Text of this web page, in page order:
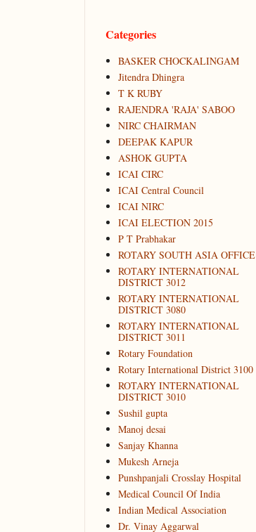
Categories
BASKER CHOCKALINGAM
Jitendra Dhingra
T K RUBY
RAJENDRA 'RAJA' SABOO
NIRC CHAIRMAN
DEEPAK KAPUR
ASHOK GUPTA
ICAI CIRC
ICAI Central Council
ICAI NIRC
ICAI ELECTION 2015
P T Prabhakar
ROTARY SOUTH ASIA OFFICE
ROTARY INTERNATIONAL
DISTRICT 3012
ROTARY INTERNATIONAL
DISTRICT 3080
ROTARY INTERNATIONAL
DISTRICT 3011
Rotary Foundation
Rotary International District 3100
ROTARY INTERNATIONAL
DISTRICT 3010
Sushil gupta
Manoj desai
Sanjay Khanna
Mukesh Arneja
Punshpanjali Crosslay Hospital
Medical Council Of India
Indian Medical Association
Dr. Vinay Aggarwal